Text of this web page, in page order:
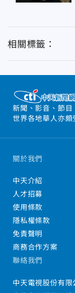
相關標籤：
新聞、影音、節
世界各地華人亦頗
關於我們
中天介紹
人才招募
使用條款
隱私權條款
免責聲明
商務合作方案
聯絡我們
中天電視股份有限